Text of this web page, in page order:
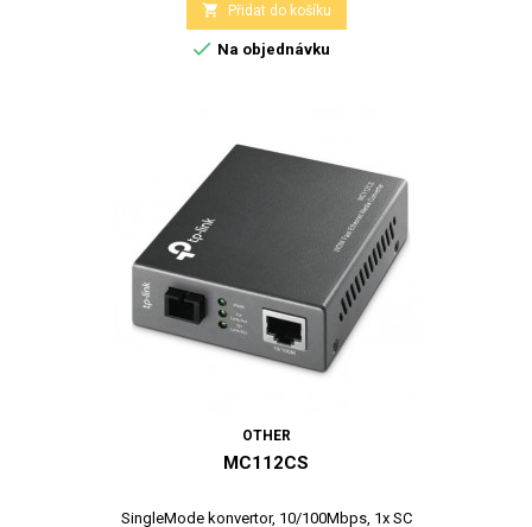
 Přidat do košíku
 Na objednávku
OTHER
MC112CS
SingleMode konvertor, 10/100Mbps, 1x SC